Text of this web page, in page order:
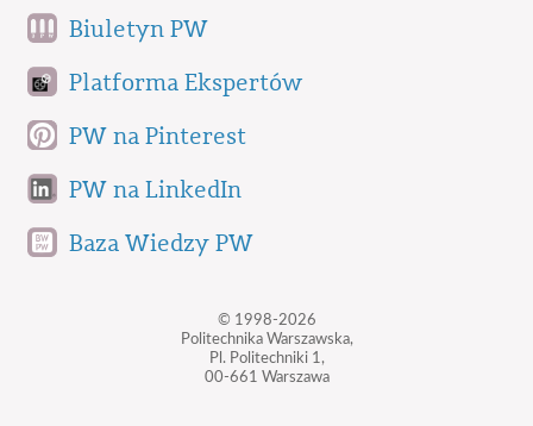
Biuletyn PW
Platforma Ekspertów
PW na Pinterest
PW na LinkedIn
Baza Wiedzy PW
© 1998-2026
Politechnika Warszawska,
Pl. Politechniki 1,
00-661 Warszawa